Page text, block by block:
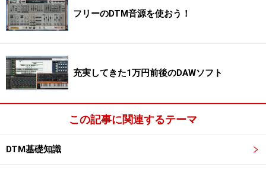
フリーのDTM音源を使おう！
充実してきた1万円前後のDAWソフト
この記事に関連するテーマ
DTM基礎知識